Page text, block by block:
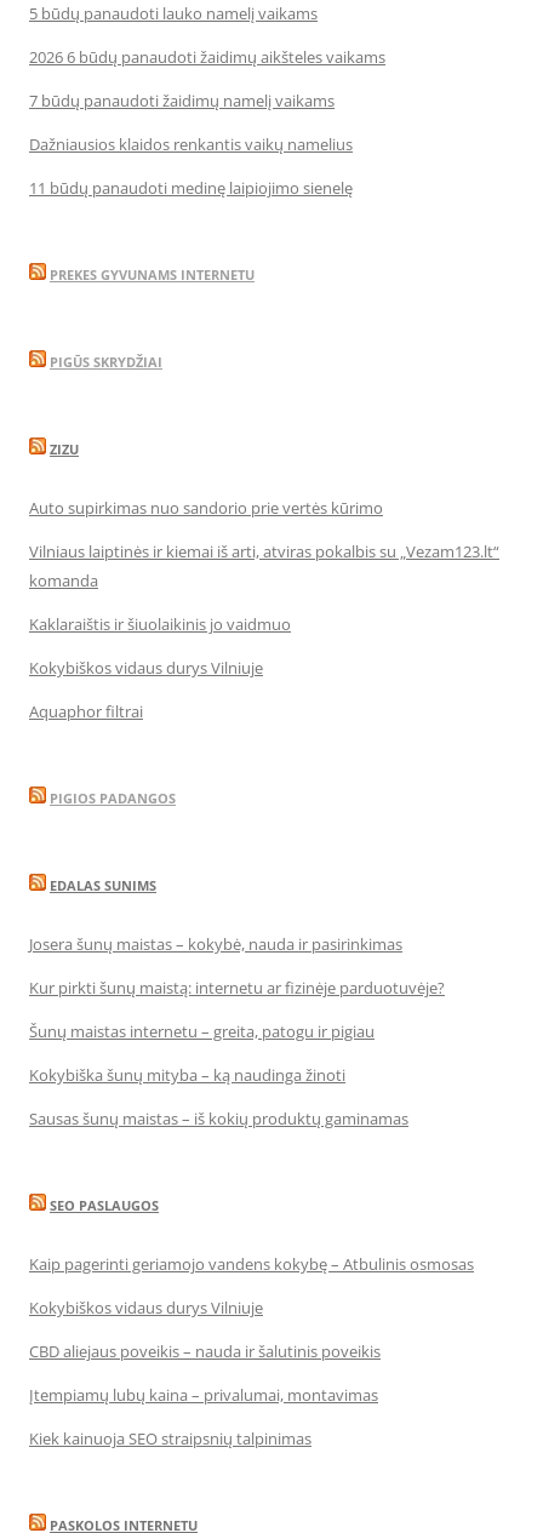
5 būdų panaudoti lauko namelį vaikams
2026 6 būdų panaudoti žaidimų aikšteles vaikams
7 būdų panaudoti žaidimų namelį vaikams
Dažniausios klaidos renkantis vaikų namelius
11 būdų panaudoti medinę laipiojimo sienelę
PREKES GYVUNAMS INTERNETU
PIGŪS SKRYDŽIAI
ZIZU
Auto supirkimas nuo sandorio prie vertės kūrimo
Vilniaus laiptinės ir kiemai iš arti, atviras pokalbis su „Vezam123.lt“
komanda
Kaklaraištis ir šiuolaikinis jo vaidmuo
Kokybiškos vidaus durys Vilniuje
Aquaphor filtrai
PIGIOS PADANGOS
EDALAS SUNIMS
Josera šunų maistas – kokybė, nauda ir pasirinkimas
Kur pirkti šunų maistą: internetu ar fizinėje parduotuvėje?
Šunų maistas internetu – greita, patogu ir pigiau
Kokybiška šunų mityba – ką naudinga žinoti
Sausas šunų maistas – iš kokių produktų gaminamas
SEO PASLAUGOS
Kaip pagerinti geriamojo vandens kokybę – Atbulinis osmosas
Kokybiškos vidaus durys Vilniuje
CBD aliejaus poveikis – nauda ir šalutinis poveikis
Įtempiamų lubų kaina – privalumai, montavimas
Kiek kainuoja SEO straipsnių talpinimas
PASKOLOS INTERNETU